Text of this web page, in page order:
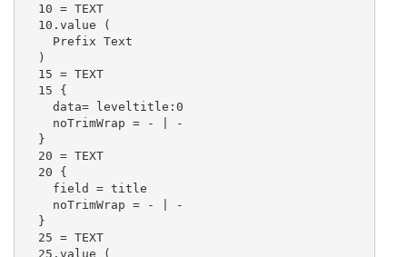
  10 = TEXT
  10.value (
    Prefix Text
  )
  15 = TEXT
  15 {
    data= leveltitle:0
    noTrimWrap = - | -
  }
  20 = TEXT
  20 {
    field = title
    noTrimWrap = - | -
  }
  25 = TEXT
  25.value (